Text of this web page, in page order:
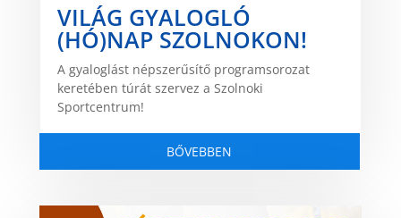
VILÁG GYALOGLÓ
(HÓ)NAP SZOLNOKON!
A gyaloglást népszerűsítő programsorozat
keretében túrát szervez a Szolnoki
Sportcentrum!
BŐVEBBEN